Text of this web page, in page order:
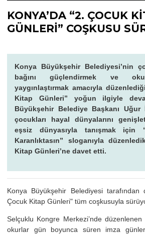
KONYA’DA “2. ÇOCUK
GÜNLERİ” COŞKUSU
Konya Büyükşehir Belediyesi’nin
bağını güçlendirmek ve
yaygınlaştırmak amacıyla
Kitap Günleri” yoğun ilgiyle
Büyükşehir Belediye Başkanı
çocukları hayal dünyalarını
eşsiz dünyasıyla tanışmak için
Karanlıktasın” sloganıyla
Kitap Günleri’ne davet etti.
Konya Büyükşehir Belediyesi
Çocuk Kitap Günleri" tüm coşkusuyla
Selçuklu Kongre Merkezi’nde
okurlar gün boyunca süren imza